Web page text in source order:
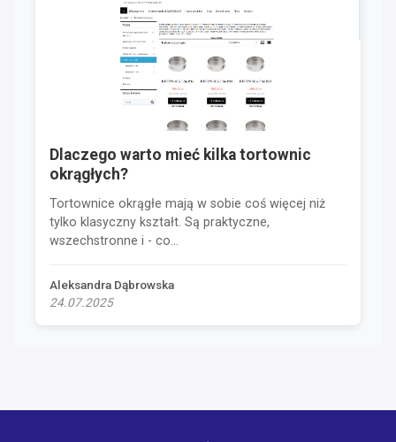
Dlaczego warto mieć kilka tortownic
okrągłych?
Tortownice okrągłe mają w sobie coś więcej niż
tylko klasyczny kształt. Są praktyczne,
wszechstronne i - co...
Aleksandra Dąbrowska
24.07.2025